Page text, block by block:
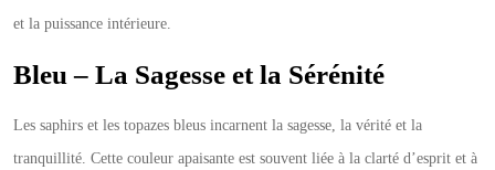
et la puissance intérieure.
Bleu – La Sagesse et la Sérénité
Les saphirs et les topazes bleus incarnent la sagesse, la vérité et la
tranquillité. Cette couleur apaisante est souvent liée à la clarté d’esprit et à